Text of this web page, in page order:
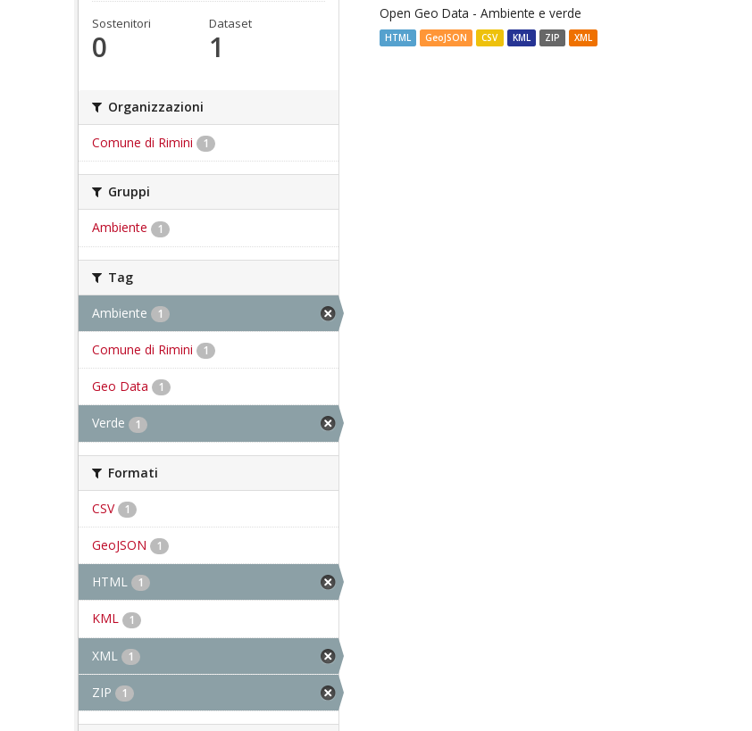
Sostenitori
0
Dataset
1
Organizzazioni
Comune di Rimini 1
Gruppi
Ambiente 1
Tag
Ambiente 1
Comune di Rimini 1
Geo Data 1
Verde 1
Formati
CSV 1
GeoJSON 1
HTML 1
KML 1
XML 1
ZIP 1
Open Geo Data - Ambiente e verde
HTML GeoJSON CSV KML ZIP XML